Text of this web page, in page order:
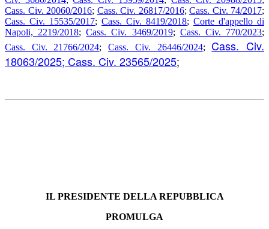
Cass. Civ. 20060/2016; Cass. Civ. 26817/2016; Cass. Civ. 74/2017;
Cass. Civ. 15535/2017; Cass. Civ. 8419/2018; Corte d'appello di
Napoli, 2219/2018;Cass. Civ. 3469/2019; Cass. Civ. 770/2023;
Cass. Civ. 21766/2024;Cass. Civ. 26446/2024;Cass. Civ.
18063/2025; Cass. Civ. 23565/2025;
IL PRESIDENTE DELLA REPUBBLICA
PROMULGA